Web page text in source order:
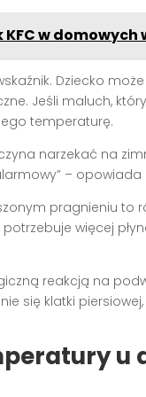
w
Dziecko
Jeśli maluch,
temperaturę.
narzekać na
–
pragnieniu to
więcej
reakcją na
się klatki
u